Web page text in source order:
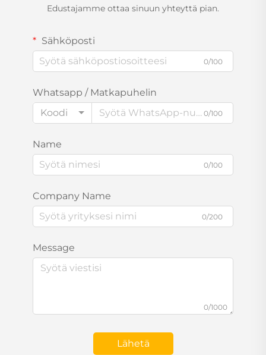
Edustajamme ottaa sinuun yhteyttä pian.
Sähköposti
0/100
Whatsapp / Matkapuhelin
Koodi
0/100
Name
0/100
Company Name
0/200
Message
0/1000
Lähetä